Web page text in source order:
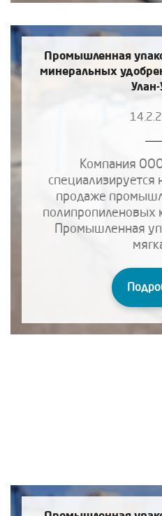
Промышленная
минеральных
Компания
специализируется
продаже
полипропиленовых
Промышленная